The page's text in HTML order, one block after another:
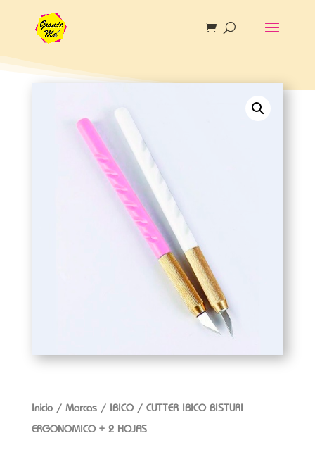
Inicio/ Marcas/ IBICO/ CUTTER IBICO BISTURI
ERGONOMICO + 2 HOJAS